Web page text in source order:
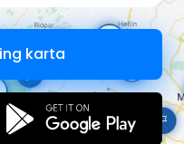
karta